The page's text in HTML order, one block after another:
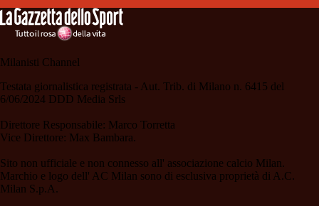
Milanisti Channel
Testata giornalistica registrata - Aut. Trib. di Milano n. 6415 del
6/06/2024 DDD Media Srls
Direttore Responsabile: Marco Torretta
Vice Direttore: Max Bambara.
Sito non ufficiale e non connesso all' associazione calcio Milan.
Marchio e logo dell' AC Milan sono di esclusiva proprietà di A.C.
Milan S.p.A.